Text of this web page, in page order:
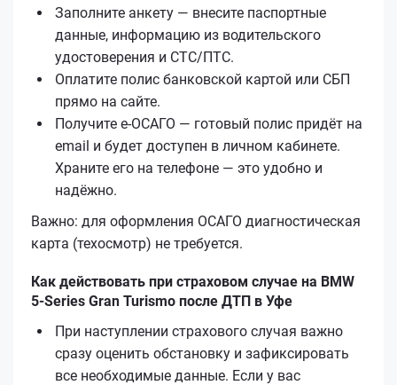
Заполните анкету — внесите паспортные
данные, информацию из водительского
удостоверения и СТС/ПТС.
Оплатите полис банковской картой или СБП
прямо на сайте.
Получите е‑ОСАГО — готовый полис придёт на
email и будет доступен в личном кабинете.
Храните его на телефоне — это удобно и
надёжно.
Важно: для оформления ОСАГО диагностическая
карта (техосмотр) не требуется.
Как действовать при страховом случае на BMW
5-Series Gran Turismo после ДТП в Уфе
При наступлении страхового случая важно
сразу оценить обстановку и зафиксировать
все необходимые данные. Если у вас